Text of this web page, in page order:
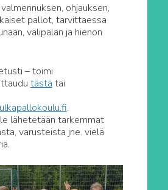
ohjauksen,
pallot, tarvittaessa
välipalan ja hienon
– toimi
tästä tai
.
lähetetään tarkemmat
varusteista jne. vielä